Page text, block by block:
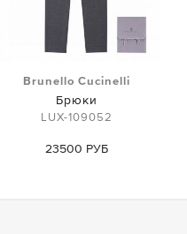
Brunello Cucinelli
Брюки
LUX-109052
23500 РУБ